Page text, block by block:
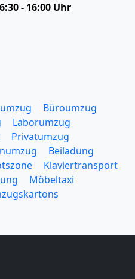
- 16:00 Uhr
Büroumzug
Laborumzug
Privatumzug
Beiladung
Klaviertransport
Möbeltaxi